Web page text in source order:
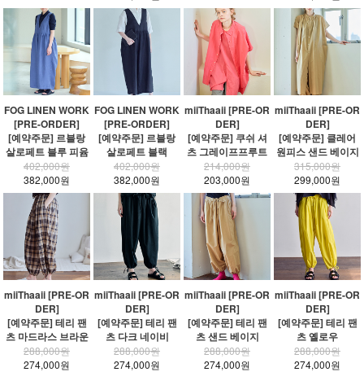
FOG LINEN WORK
[PRE-ORDER]
[예약주문] 르블랑
살로페트 블루 피윰
402,000원
382,000원
FOG LINEN WORK
[PRE-ORDER]
[예약주문] 르블랑
살로페트 블랙
402,000원
382,000원
miiThaaii [PRE-OR
DER]
[예약주문] 쿠쉬 셔
츠 그레이프프루트
214,000원
203,000원
miiThaaii [PRE-OR
DER]
[예약주문] 클레어
원피스 샌드 베이지
315,000원
299,000원
miiThaaii [PRE-OR
DER]
[예약주문] 테리 팬
츠 마드라스 브라운
288,000원
274,000원
miiThaaii [PRE-OR
DER]
[예약주문] 테리 팬
츠 다크 네이비
288,000원
274,000원
miiThaaii [PRE-OR
DER]
[예약주문] 테리 팬
츠 샌드 베이지
288,000원
274,000원
miiThaaii [PRE-OR
DER]
[예약주문] 테리 팬
츠 옐로우
288,000원
274,000원